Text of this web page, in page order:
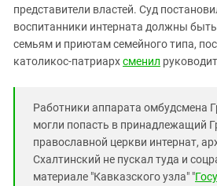
представители властей. Суд
воспитанники интерната должны
семьям и приютам семейного типа,
католикос-патриархсменил
Работники аппарата омбудсмена
могли попасть в принадлежащий
православной церкви интернат,
Схалтинский не пускал туда и
материале "Кавказского узла" "